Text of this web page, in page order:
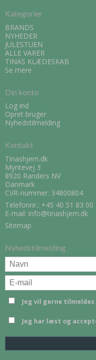
Kategorier
BRANDS
NYHEDER
JULESTUEN
ALLE VARER
TINAS KLÆDESKAB
Se mere
Din konto
Log ind
Opret bruger
Nyhedstilmelding
Kontakt
Tinashjem.dk
Myntevej 3
8920 Randers NV
Danmark
CVR-nummer: 34800804
Telefonnr.: +45 40 51 83 00
E-mail: info@tinashjem.dk
Sitemap
Nyhedstilmelding
Jeg vil gerne
Jeg har læst og